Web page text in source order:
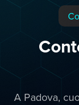
A Padova,